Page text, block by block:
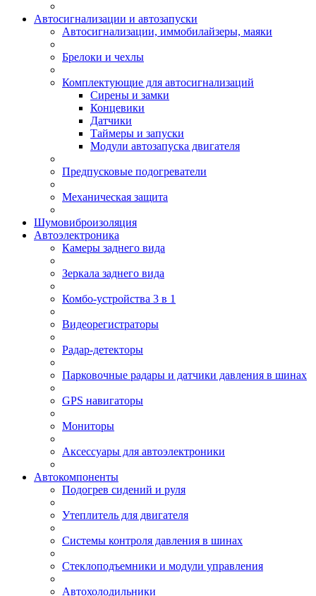
Автосигнализации и автозапуски
Автосигнализации, иммобилайзеры, маяки
Брелоки и чехлы
Комплектующие для автосигнализаций
Сирены и замки
Концевики
Датчики
Таймеры и запуски
Модули автозапуска двигателя
Предпусковые подогреватели
Механическая защита
Шумовиброизоляция
Автоэлектроника
Камеры заднего вида
Зеркала заднего вида
Комбо-устройства 3 в 1
Видеорегистраторы
Радар-детекторы
Парковочные радары и датчики давления в шинах
GPS навигаторы
Мониторы
Аксессуары для автоэлектроники
Автокомпоненты
Подогрев сидений и руля
Утеплитель для двигателя
Системы контроля давления в шинах
Стеклоподъемники и модули управления
Автохолодильники